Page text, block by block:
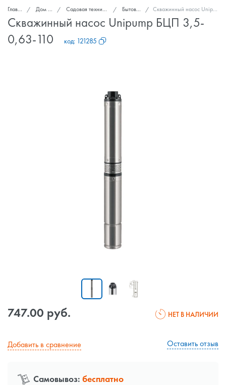
Главная Дом и сад Садовая техника и инструменты Бытовые насосы Скважинный насос Unipump БЦП 3,5-0,63-110
Скважинный насос Unipump БЦП 3,5-
0,63-110
код: 121285
747.00 руб. НЕТ В НАЛИЧИИ
Добавить в сравнение Оставить отзыв
Самовывоз: бесплатно